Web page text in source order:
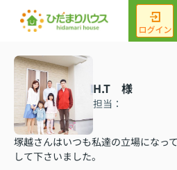
H.T 様
担当：
塚越さんはいつも私達の立場になっ
して下さいました。